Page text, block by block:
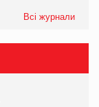
Всі журнали